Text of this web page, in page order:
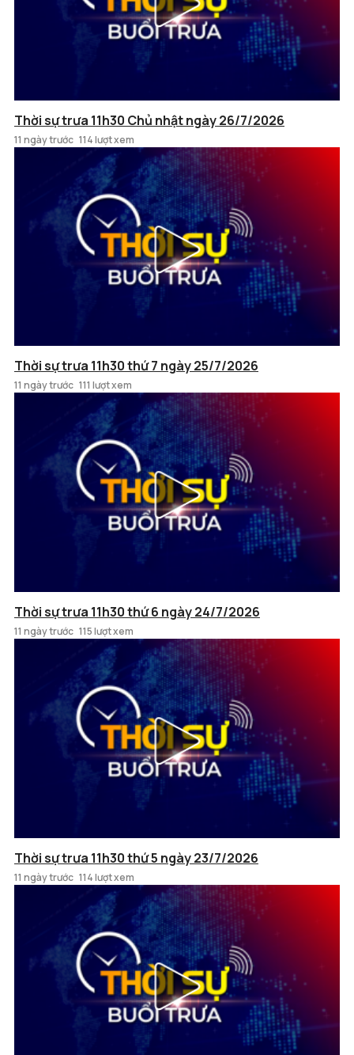
Thời sự trưa 11h30 Chủ nhật ngày 26/7/2026
11 ngày trước 114 lượt xem
Thời sự trưa 11h30 thứ 7 ngày 25/7/2026
11 ngày trước 111 lượt xem
Thời sự trưa 11h30 thứ 6 ngày 24/7/2026
11 ngày trước 115 lượt xem
Thời sự trưa 11h30 thứ 5 ngày 23/7/2026
11 ngày trước 114 lượt xem